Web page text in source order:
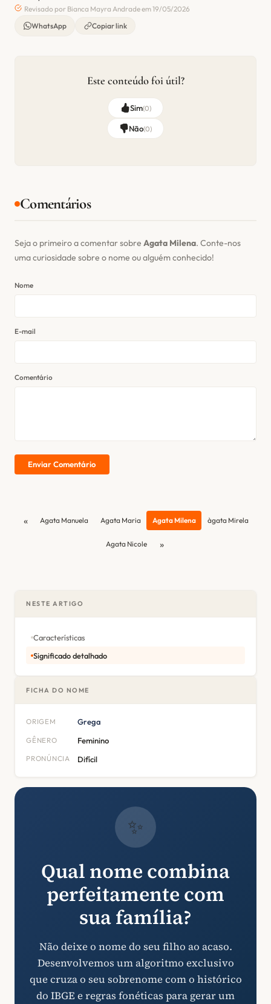
Revisado por Bianca Mayra Andrade em 19/05/2026
WhatsApp
Copiar link
Este conteúdo foi útil?
Sim(0)
Não(0)
Comentários
Seja o primeiro a comentar sobre Agata Milena. Conte-nos
uma curiosidade sobre o nome ou alguém conhecido!
Nome
E-mail
Comentário
Enviar Comentário
« Agata Manuela Agata Maria Agata Milena àgata Mirela
Agata Nicole »
NESTE ARTIGO
Características
Significado detalhado
FICHA DO NOME
ORIGEM Grega
GÊNERO Feminino
PRONÚNCIA Difícil
✨
Qual nome combina
perfeitamente com
sua família?
Não deixe o nome do seu filho ao acaso.
Desenvolvemos um algoritmo exclusivo
que cruza o seu sobrenome com o histórico
do IBGE e regras fonéticas para gerar um